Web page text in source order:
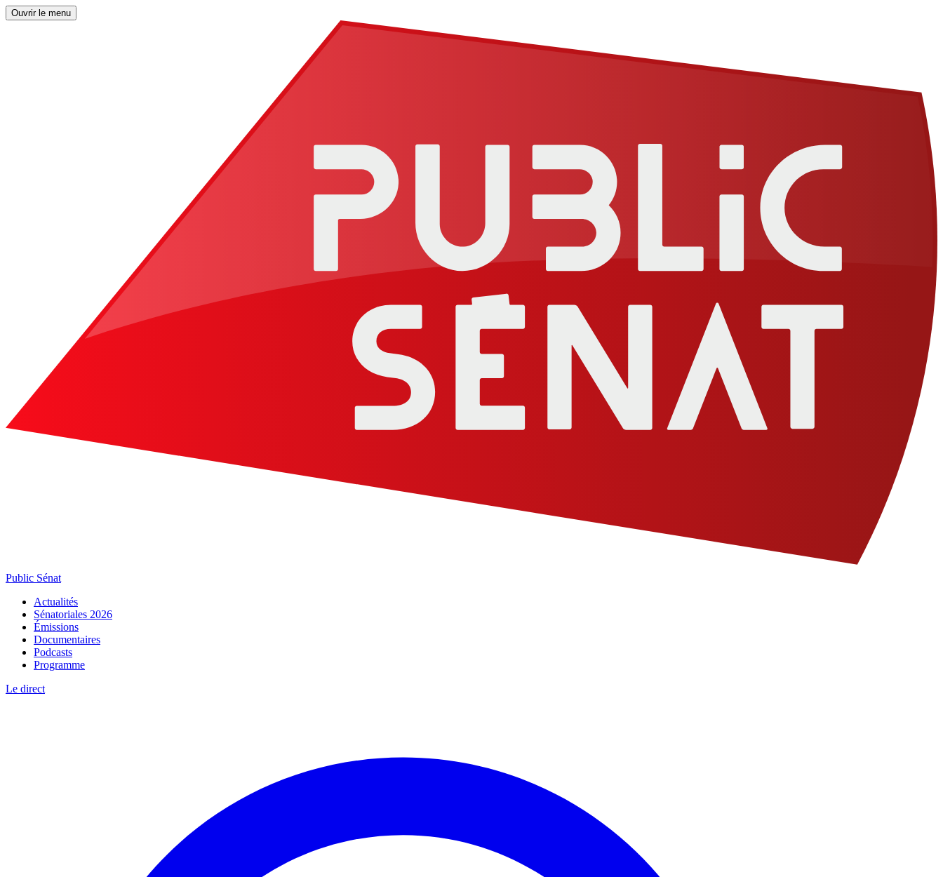
Ouvrir le menu
Public Sénat
Actualités
Sénatoriales 2026
Émissions
Documentaires
Podcasts
Programme
Le direct